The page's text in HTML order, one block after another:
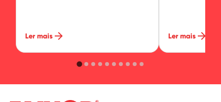
Ler mais arrow_forward Ler mais arrow_forward